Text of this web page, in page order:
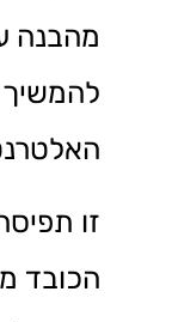
מהבנה
זו
הכובד